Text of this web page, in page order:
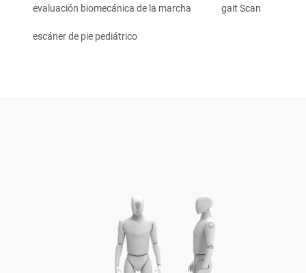
evaluación biomecánica de la marcha gait Scan
escáner de pie pediátrico